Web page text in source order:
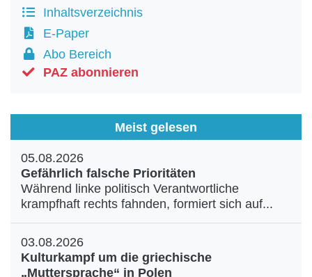
Inhaltsverzeichnis
E-Paper
Abo Bereich
PAZ abonnieren
Meist gelesen
05.08.2026
Gefährlich falsche Prioritäten
Während linke politisch Verantwortliche
krampfhaft rechts fahnden, formiert sich auf...
03.08.2026
Kulturkampf um die griechische
„Muttersprache“ in Polen